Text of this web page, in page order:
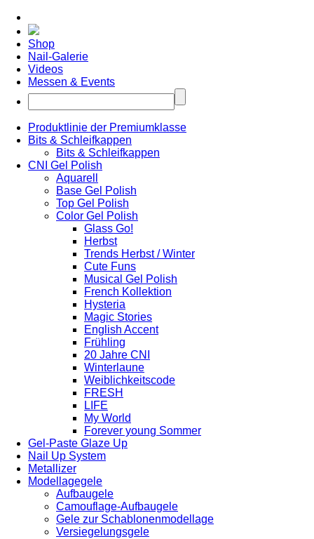
Shop
Nail-Galerie
Videos
Messen & Events
Produktlinie der Premiumklasse
Bits & Schleifkappen
Bits & Schleifkappen
CNI Gel Polish
Aquarell
Base Gel Polish
Top Gel Polish
Color Gel Polish
Glass Go!
Herbst
Trends Herbst / Winter
Cute Funs
Musical Gel Polish
French Kollektion
Hysteria
Magic Stories
English Accent
Frühling
20 Jahre CNI
Winterlaune
Weiblichkeitscode
FRESH
LIFE
My World
Forever young Sommer
Gel-Paste Glaze Up
Nail Up System
Metallizer
Modellagegele
Aufbaugele
Camouflage-Aufbaugele
Gele zur Schablonenmodellage
Versiegelungsgele